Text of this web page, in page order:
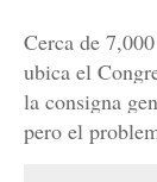
Cerca de
ubica el
la consigna
pero el